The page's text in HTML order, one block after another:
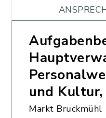
und Kultur,
Markt Bruckmühl